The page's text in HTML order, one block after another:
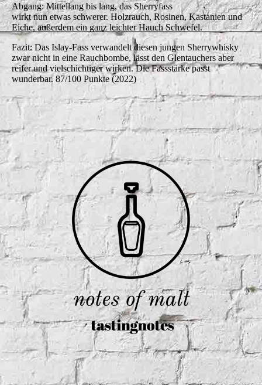
Abgang: Mittellang bis lang, das Sherryfass
wirkt nun etwas schwerer. Holzrauch, Rosinen, Kastanien und
Eiche, außerdem ein ganz leichter Hauch Schwefel.
Fazit: Das Islay-Fass verwandelt diesen jungen Sherrywhisky
zwar nicht in eine Rauchbombe, lässt den Glentauchers aber
reifer und vielschichtiger wirken. Die Fassstärke passt
wunderbar. 87/100 Punkte (2022)